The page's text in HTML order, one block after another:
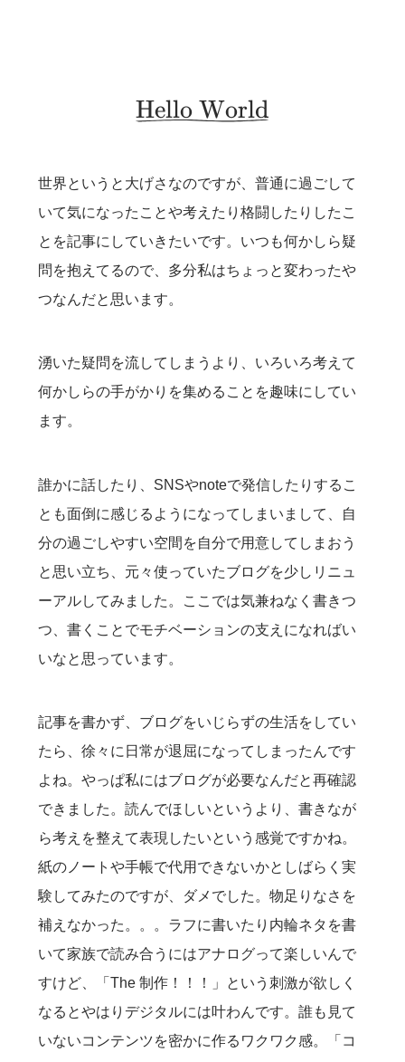
\utilde{\Large
Hello World
世界というと大げさなのですが、普通に過ごして
いて気になったことや考えたり格闘したりしたこ
とを記事にしていきたいです。いつも何かしら疑
問を抱えてるので、多分私はちょっと変わったや
つなんだと思います。
湧いた疑問を流してしまうより、いろいろ考えて
何かしらの手がかりを集めることを趣味にしてい
ます。
誰かに話したり、SNSやnoteで発信したりするこ
とも面倒に感じるようになってしまいまして、自
分の過ごしやすい空間を自分で用意してしまおう
と思い立ち、元々使っていたブログを少しリニュ
ーアルしてみました。ここでは気兼ねなく書きつ
つ、書くことでモチベーションの支えになればい
いなと思っています。
記事を書かず、ブログをいじらずの生活をしてい
たら、徐々に日常が退屈になってしまったんです
よね。やっぱ私にはブログが必要なんだと再確認
できました。読んでほしいというより、書きなが
ら考えを整えて表現したいという感覚ですかね。
紙のノートや手帳で代用できないかとしばらく実
験してみたのですが、ダメでした。物足りなさを
補えなかった。。。ラフに書いたり内輪ネタを書
いて家族で読み合うにはアナログって楽しいんで
すけど、「The 制作！！！」という刺激が欲しく
なるとやはりデジタルには叶わんです。誰も見て
いないコンテンツを密かに作るワクワク感。「コ